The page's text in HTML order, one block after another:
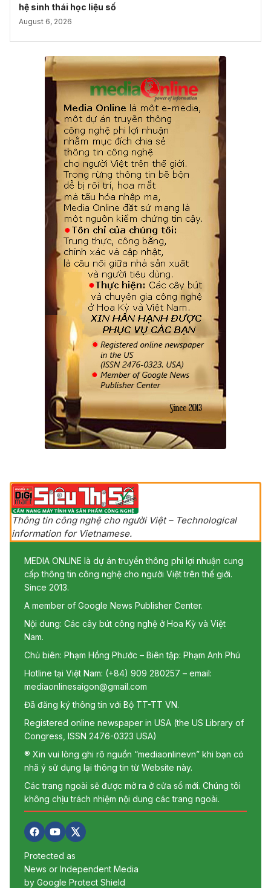
hệ sinh thái học liệu số
August 6, 2026
Thông tin công nghệ cho người Việt – Technological
information for Vietnamese.
MEDIA ONLINE là dự án truyền thông phi lợi nhuận cung
cấp thông tin công nghệ cho người Việt trên thế giới.
Since 2013.
A member of Google News Publisher Center.
Nội dung: Các cây bút công nghệ ở Hoa Kỳ và Việt
Nam.
Chủ biên: Phạm Hồng Phước – Biên tập: Phạm Anh Phú
Hotline tại Việt Nam: (+84) 909 280257 – email:
mediaonlinesaigon@gmail.com
Đã đăng ký thông tin với Bộ TT-TT VN.
Registered online newspaper in USA (the US Library of
Congress, ISSN 2476-0323 USA)
® Xin vui lòng ghi rõ nguồn “mediaonlinevn” khi bạn có
nhã ý sử dụng lại thông tin từ Website này.
Các trang ngoài sẽ được mở ra ở cửa sổ mới. Chúng tôi
không chịu trách nhiệm nội dung các trang ngoài.
Protected as
News or Independent Media
by Google Protect Shield